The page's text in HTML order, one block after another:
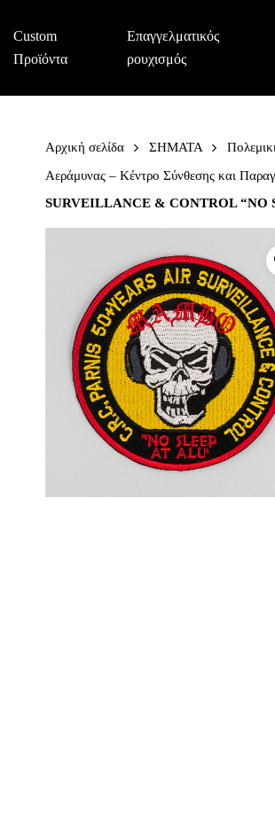
Custom
Προϊόντα
Επαγγελματικός
ρουχισμός
Αρχική σελίδα ΣΗΜΑΤΑ
Αεράμυνας – Κέντρο Σύνθεσης και
SURVEILLANCE & CONTROL “NO